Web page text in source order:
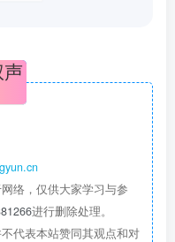
络，仅供大家学习与参
进行删除处理。
代表本站赞同其观点和对